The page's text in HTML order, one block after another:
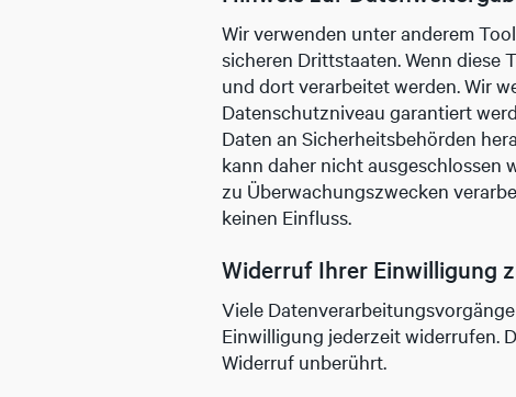
Wir verwenden unter anderem
sicheren Drittstaaten. Wenn diese
und dort verarbeitet werden. Wir
Datenschutzniveau garantiert
Daten an Sicherheitsbehörden
kann daher nicht ausgeschlossen
zu Überwachungszwecken
keinen Einfluss.
Widerruf Ihrer Einwilligung
Viele
Einwilligung jederzeit widerrufen.
Widerruf unberührt.